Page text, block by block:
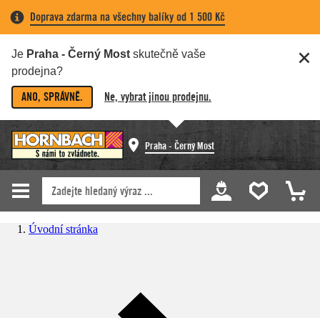
Doprava zdarma na všechny balíky od 1 500 Kč
Je Praha - Černý Most skutečně vaše
prodejna?
ANO, SPRÁVNĚ. Ne, vybrat jinou prodejnu.
Praha - Černý Most
Úvodní stránka